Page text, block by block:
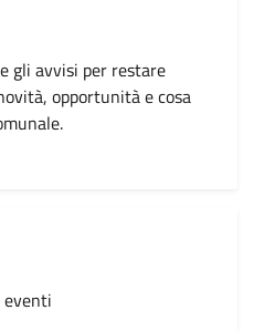
gli avvisi per restare
opportunità e cosa